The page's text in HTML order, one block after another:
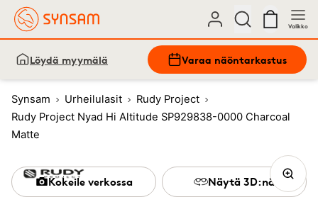
Valikko
Löydä myymälä Varaa näöntarkastus
Synsam Urheilulasit
Rudy Project
Rudy Project Nyad Hi Altitude SP929838-0000 Charcoal
Matte
Kokeile verkossa Näytä 3D:nä